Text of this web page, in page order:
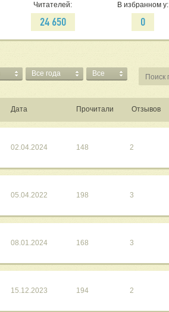
Читателей:
24 650
В избранном у:
0
Все года Все
Дата Прочитали Отзывов
02.04.2024 148 2
05.04.2022 198 3
08.01.2024 168 3
15.12.2023 194 2